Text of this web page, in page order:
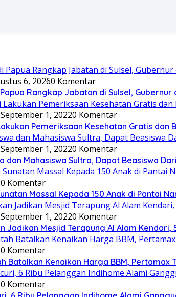
6, 20260 Komentar
Rangkap Jabatan di Sulsel, Gubernur
September 1, 20220 Komentar
Pemeriksaan Kesehatan Gratis dan
September 1, 20220 Komentar
dan Mahasiswa Sultra, Dapat Beasiswa
0 Komentar
Massal Kepada 150 Anak di Pantai
September 1, 20220 Komentar
Jadikan Mesjid Terapung Al Alam Kendari,
0 Komentar
Batalkan Kenaikan Harga BBM, Pertamax
0 Komentar